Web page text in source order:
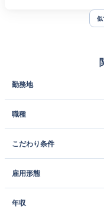
似
勤務地
職種
こだわり条件
雇用形態
年収